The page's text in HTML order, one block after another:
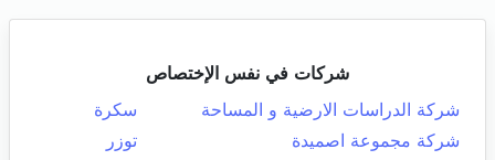
شركات في نفس الإختصاص
شركة الدراسات الارضية و المساحة
سكرة
شركة مجموعة اصميدة
توزر